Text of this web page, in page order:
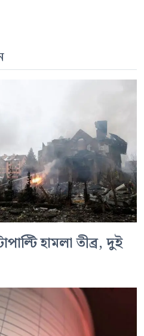
হামলা তীব্র, দুই